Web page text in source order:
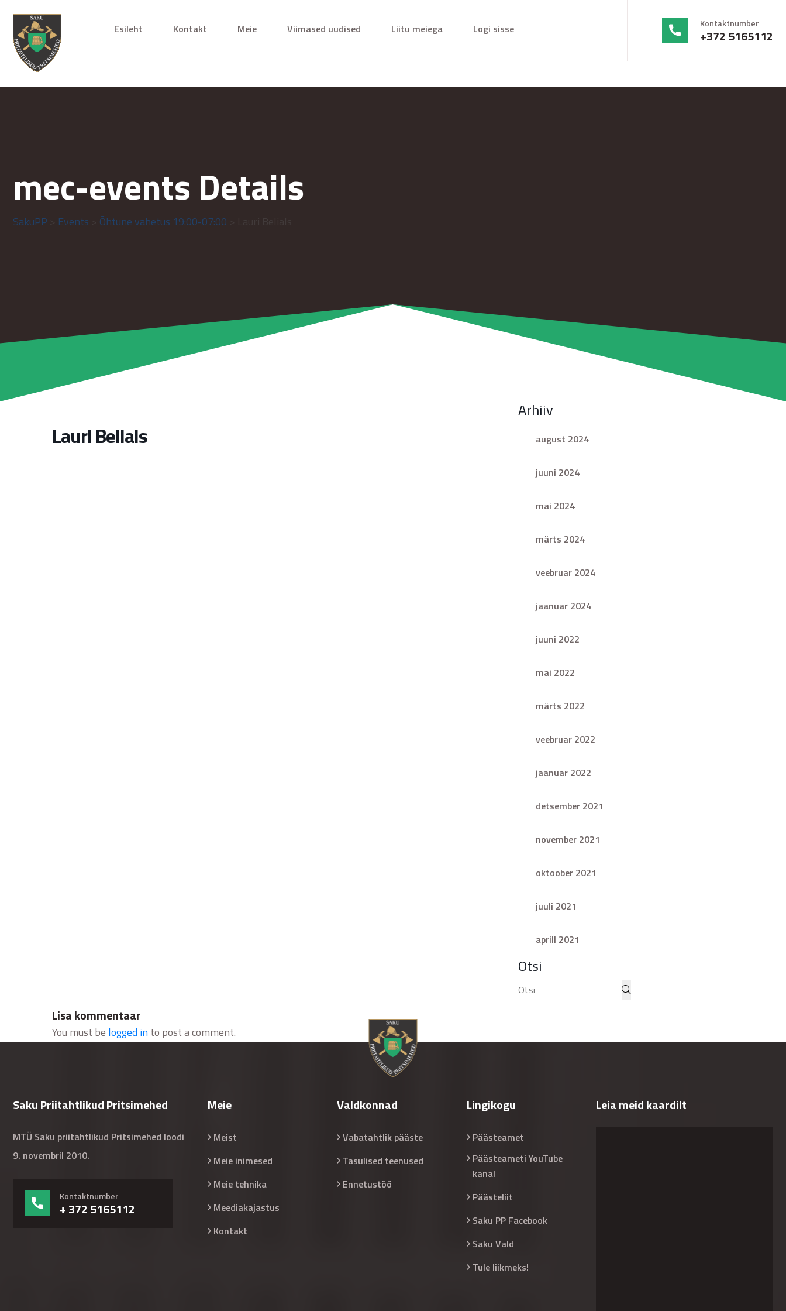
Esileht Kontakt Meie Viimased uudised Liitu meiega Logi sisse Kontaktnumber
+372 5165112
mec-events Details
SakuPP Events Õhtune vahetus 19:00-07:00
Lauri Belials
Arhiiv
august 2024
juuni 2024
mai 2024
märts 2024
veebruar 2024
jaanuar 2024
juuni 2022
mai 2022
märts 2022
veebruar 2022
jaanuar 2022
detsember 2021
november 2021
oktoober 2021
juuli 2021
aprill 2021
Otsi
Lisa kommentaar
You must be logged into post a comment.
Saku Priitahtlikud Pritsimehed
MTÜ Saku priitahtlikud Pritsimehed loodi
9. novembril 2010.
Kontaktnumber
+ 372 5165112
Meie
Meist
Meie inimesed
Meie tehnika
Meediakajastus
Kontakt
Valdkonnad
Vabatahtlik pääste
Tasulised teenused
Ennetustöö
Lingikogu
Päästeamet
Päästeameti YouTube
kanal
Päästeliit
Saku PP Facebook
Saku Vald
Tule liikmeks!
Leia meid kaardilt